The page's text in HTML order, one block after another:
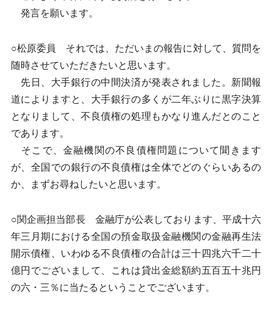
発言を願います。
○松原委員 それでは、ただいまの報告に対して、質問を
随時させていただきたいと思います。
先日、大手銀行の中間決済が発表されました。新聞報
道によりますと、大手銀行の多くが二年ぶりに黒字決算
となりまして、不良債権の処理もかなり進んだとのこと
であります。
そこで、金融機関の不良債権問題について聞きます
が、全国での銀行の不良債権は全体でどのぐらいあるの
か、まずお尋ねしたいと思います。
○関企画担当部長 金融庁が公表しております、平成十六
年三月期における全国の預金取扱金融機関の金融再生法
開示債権、いわゆる不良債権の合計は三十四兆六千二十
億円でございまして、これは貸出金総額約五百五十兆円
の六・三％に当たるということでございます。